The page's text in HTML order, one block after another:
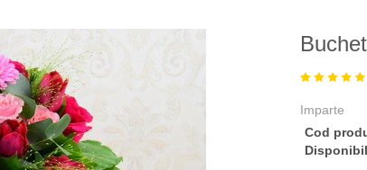
Imparte
Cod